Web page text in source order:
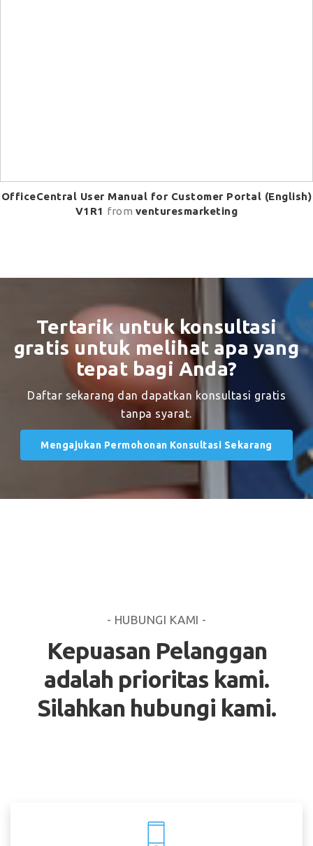
OfficeCentral User Manual for Customer Portal (English)
V1R1 from venturesmarketing
Tertarik untuk konsultasi
gratis untuk melihat apa yang
tepat bagi Anda?
Daftar sekarang dan dapatkan konsultasi gratis
tanpa syarat.
Mengajukan Permohonan Konsultasi Sekarang
- HUBUNGI KAMI -
Kepuasan Pelanggan
adalah prioritas kami.
Silahkan hubungi kami.